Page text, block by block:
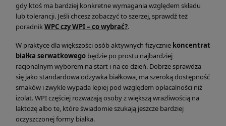
gdy ktoś ma bardziej konkretne wymagania względem składu
lub tolerancji. Jeśli chcesz zobaczyć to szerzej, sprawdź też
poradnikWPC czy WPI – co wybrać?.
W praktyce dla większości osób aktywnych fizycznie koncentrat
białka serwatkowego będzie po prostu najbardziej
racjonalnym wyborem na start i na co dzień. Dobrze sprawdza
się jako standardowa odżywka białkowa, ma szeroką dostępność
smaków i zwykle wypada lepiej pod względem opłacalności niż
izolat. WPI częściej rozważają osoby z większą wrażliwością na
laktozę albo te, które świadomie szukają jeszcze bardziej
oczyszczonej formy białka.